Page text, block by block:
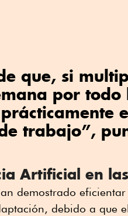
que, si
por todo
trabajo”,
Artificial en
demostrado
debido a que